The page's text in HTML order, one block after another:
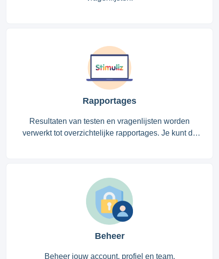
Rapportages
Resultaten van testen en vragenlijsten worden
verwerkt tot overzichtelijke rapportages. Je kunt de
Beheer
Beheer jouw account, profiel en team.